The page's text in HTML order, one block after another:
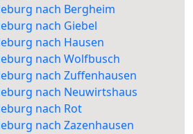
nach Bergheim
nach Giebel
nach Hausen
nach Wolfbusch
nach Zuffenhausen
nach Neuwirtshaus
nach Rot
nach Zazenhausen